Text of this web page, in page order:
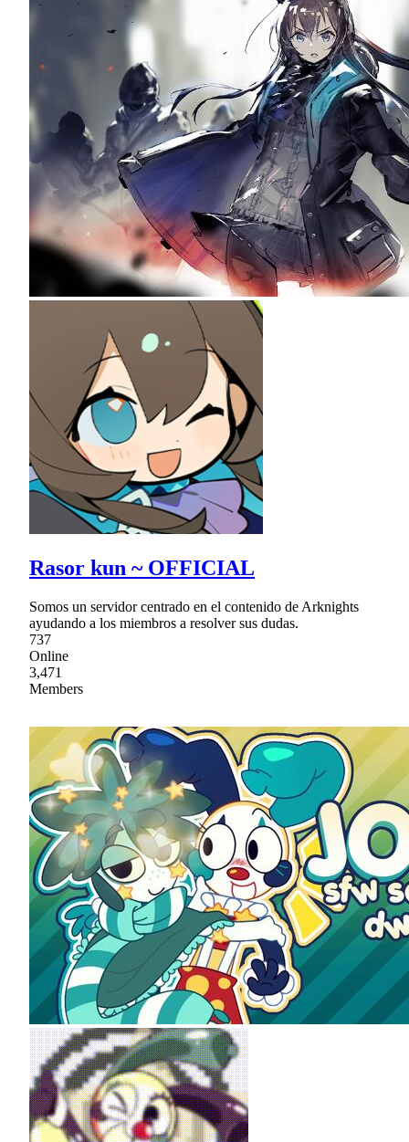
Rasor kun ~ OFFICIAL
Somos un servidor centrado en el contenido de Arknights
ayudando a los miembros a resolver sus dudas.
737
Online
3,471
Members